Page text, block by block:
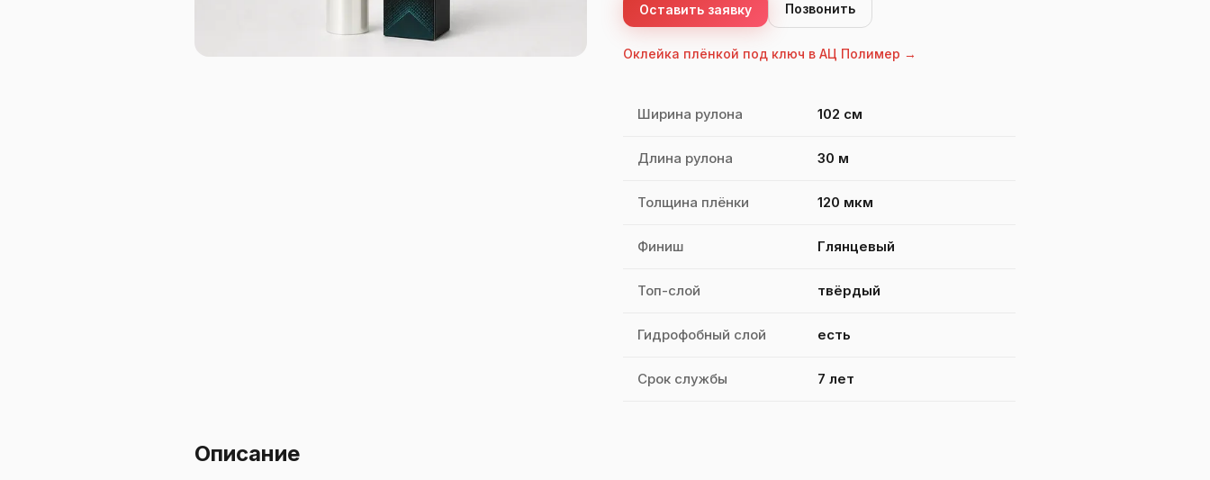
Оставить заявку Позвонить
Оклейка плёнкой под ключ в АЦ Полимер →
Ширина рулона 102 см
Длина рулона 30 м
Толщина плёнки 120 мкм
Финиш Глянцевый
Топ-слой твёрдый
Гидрофобный слой есть
Срок службы 7 лет
Описание